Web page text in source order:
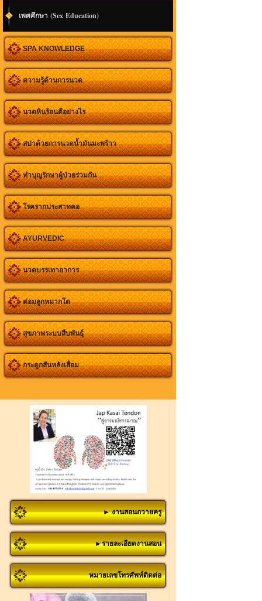
เพศศึกษา (Sex Education)
SPA KNOWLEDGE
ความรู้ด้านการนวด
นวดหินร้อนดีอย่างไร
สปาด้วยการนวดน้ำมันมะพร้าว
ทำบุญรักษาผู้ป่วยร่วมกัน
โรครากประสาทคอ
AYURVEDIC
นวดบรรเทาอาการ
ต่อมลูกหมากโต
สุขภาพระบบสืบพันธุ์
กระดูกสันหลังเสื่อม
► งานสอนถวายครู
►รายละเอียดงานสอน
หมายเลขโทรศัพท์ติดต่อ